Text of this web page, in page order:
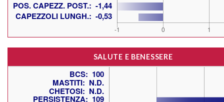
SALUTE E BENESSERE